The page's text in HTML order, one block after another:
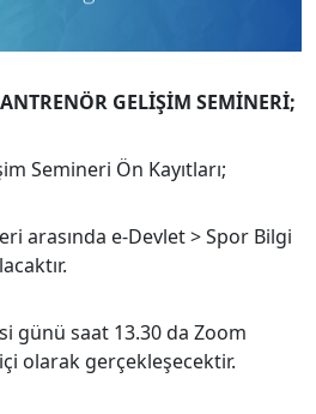
GELİŞİM SEMİNERİ;
Semineri Ön Kayıtları;
arasında e-Devlet > Spor Bilgi
günü saat 13.30 da Zoom
olarak gerçekleşecektir.